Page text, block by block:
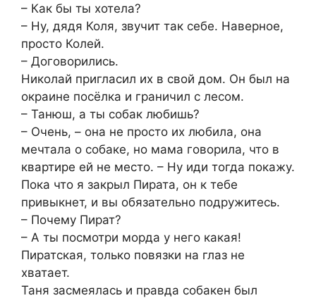
– Как бы ты хотела?
– Ну, дядя Коля, звучит так себе. Наверное,
просто Колей.
– Договорились.
Николай пригласил их в свой дом. Он был на
окраине посёлка и граничил с лесом.
– Танюш, а ты собак любишь?
– Очень, – она не просто их любила, она
мечтала о собаке, но мама говорила, что в
квартире ей не место. – Ну иди тогда покажу.
Пока что я закрыл Пирата, он к тебе
привыкнет, и вы обязательно подружитесь.
– Почему Пират?
– А ты посмотри морда у него какая!
Пиратская, только повязки на глаз не
хватает.
Таня засмеялась и правда собакен был